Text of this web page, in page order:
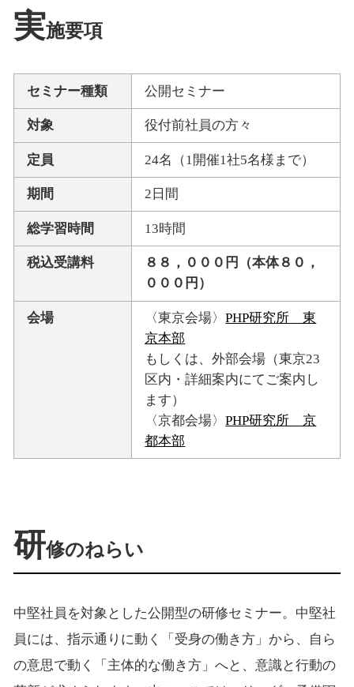
実施要項
セミナー種類 公開セミナー
対象 役付前社員の方々
定員 24名（1開催1社5名様まで）
期間 2日間
総学習時間 13時間
税込受講料
８８，０００円（本体８０，
０００円）
会場 〈東京会場〉PHP研究所 東
京本部
もしくは、外部会場（東京23
区内・詳細案内にてご案内し
ます）
〈京都会場〉PHP研究所 京
都本部
研修のねらい
中堅社員を対象とした公開型の研修セミナー。中堅社
員には、指示通りに動く「受身の働き方」から、自ら
の意思で動く「主体的な働き方」へと、意識と行動の